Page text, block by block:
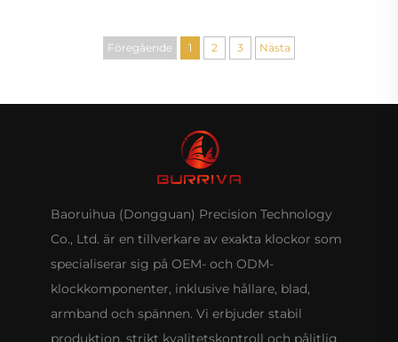
Föregående 1 2 3 Nästa
Baoruihua (Dongguan) Precision Technology
Co., Ltd. är en tillverkare av exakta klockor som
specialiserar sig på OEM- och ODM-
klockkomponenter, inklusive hållare, blad,
armband och spännen. Vi erbjuder stabil
produktion, strikt kvalitetskontroll och pålitlig